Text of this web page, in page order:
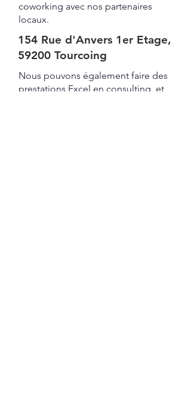
coworking avec nos partenaires
locaux.
154 Rue d'Anvers 1er Etage,
59200 Tourcoing
Nous pouvons également faire des
prestations Excel en consulting, et